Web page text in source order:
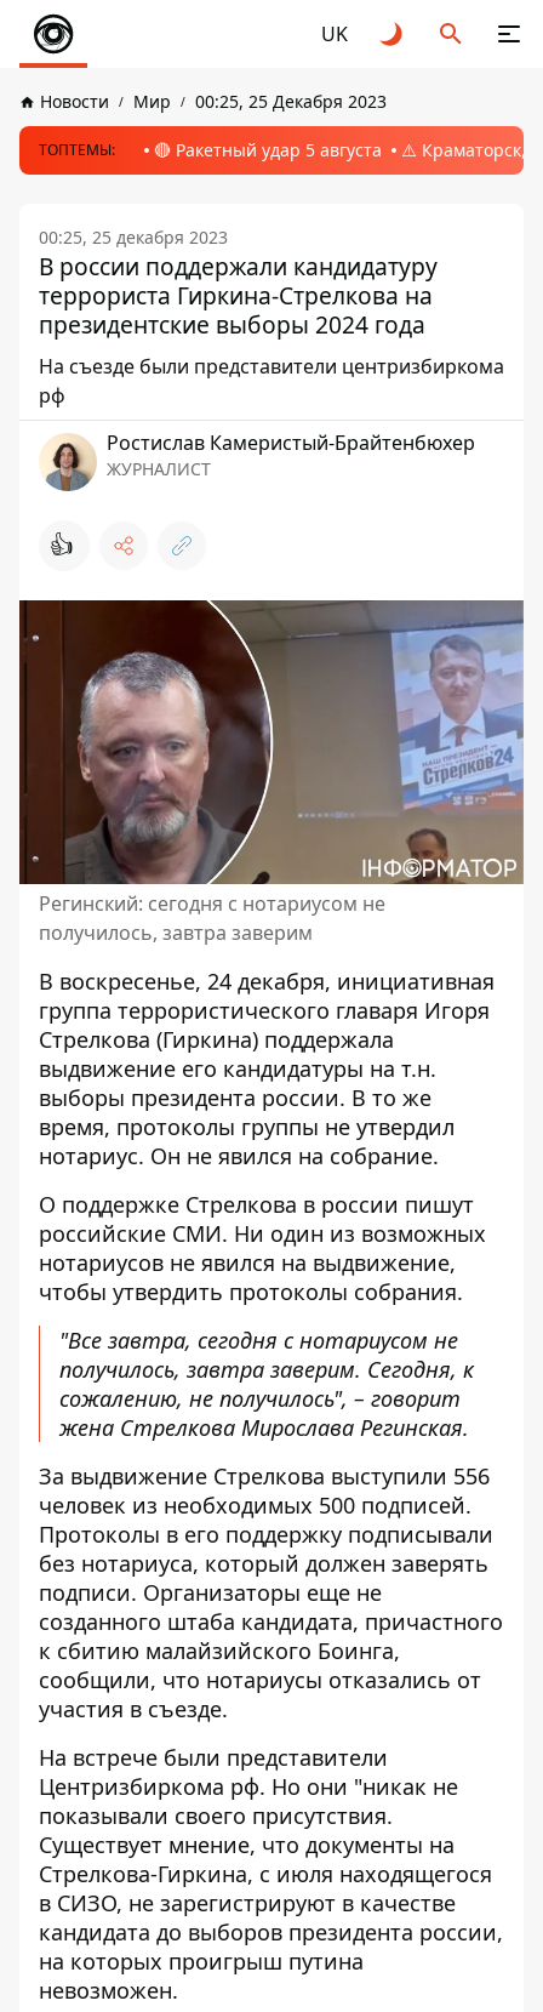
UK
Новости Мир 00:25, 25 Декабря 2023
ТОПТЕМЫ: 🔴 Ракетный удар 5 августа ⚠️ Краматорск,
00:25, 25 декабря 2023
В россии поддержали кандидатуру
террориста Гиркина-Стрелкова на
президентские выборы 2024 года
На съезде были представители центризбиркома
рф
Ростислав Камеристый-Брайтенбюхер
ЖУРНАЛИСТ
👍
Регинский: сегодня с нотариусом не
получилось, завтра заверим
В воскресенье, 24 декабря, инициативная
группа террористического главаря Игоря
Стрелкова (Гиркина) поддержала
выдвижение его кандидатуры на т.н.
выборы президента россии. В то же
время, протоколы группы не утвердил
нотариус. Он не явился на собрание.
О поддержке Стрелкова в россии пишут
российские СМИ. Ни один из возможных
нотариусов не явился на выдвижение,
чтобы утвердить протоколы собрания.
"Все завтра, сегодня с нотариусом не
получилось, завтра заверим. Сегодня, к
сожалению, не получилось", – говорит
жена Стрелкова Мирослава Регинская.
За выдвижение Стрелкова выступили 556
человек из необходимых 500 подписей.
Протоколы в его поддержку подписывали
без нотариуса, который должен заверять
подписи. Организаторы еще не
созданного штаба кандидата, причастного
к сбитию малайзийского Боинга,
сообщили, что нотариусы отказались от
участия в съезде.
На встрече были представители
Центризбиркома рф. Но они "никак не
показывали своего присутствия.
Существует мнение, что документы на
Стрелкова-Гиркина, с июля находящегося
в СИЗО, не зарегистрируют в качестве
кандидата до выборов президента россии,
на которых проигрыш путина
невозможен.